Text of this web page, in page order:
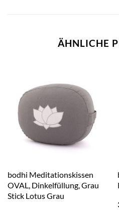
ÄHNLICHE
bodhi Meditationskissen
OVAL, Dinkelfüllung, Grau
Stick Lotus Grau